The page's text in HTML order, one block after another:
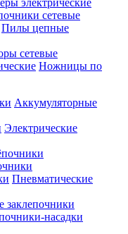
электрические
сетевые
Пилы цепные
сетевые
Ножницы по
Аккумуляторные
Электрические
Пневматические
заклепочники
насадки